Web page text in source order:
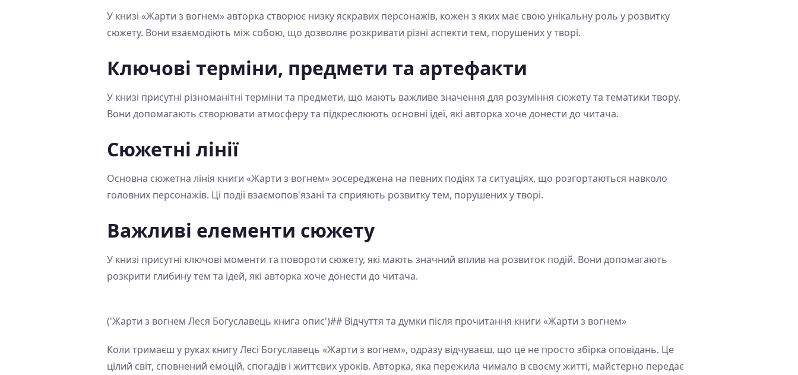
У книзі «Жарти з вогнем» авторка створює низку яскравих персонажів, кожен з яких має свою унікальну роль у розвитку
сюжету. Вони взаємодіють між собою, що дозволяє розкривати різні аспекти тем, порушених у творі.
Ключові терміни, предмети та артефакти
У книзі присутні різноманітні терміни та предмети, що мають важливе значення для розуміння сюжету та тематики твору.
Вони допомагають створювати атмосферу та підкреслюють основні ідеї, які авторка хоче донести до читача.
Сюжетні лінії
Основна сюжетна лінія книги «Жарти з вогнем» зосереджена на певних подіях та ситуаціях, що розгортаються навколо
головних персонажів. Ці події взаємопов'язані та сприяють розвитку тем, порушених у творі.
Важливі елементи сюжету
У книзі присутні ключові моменти та повороти сюжету, які мають значний вплив на розвиток подій. Вони допомагають
розкрити глибину тем та ідей, які авторка хоче донести до читача.
('Жарти з вогнем Леся Богуславець книга опис')## Відчуття та думки після прочитання книги «Жарти з вогнем»
Коли тримаєш у руках книгу Лесі Богуславець «Жарти з вогнем», одразу відчуваєш, що це не просто збірка оповідань. Це
цілий світ, сповнений емоцій, спогадів і життєвих уроків. Авторка, яка пережила чимало в своєму житті, майстерно передає